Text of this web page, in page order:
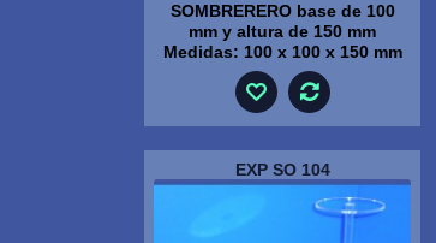
SOMBRERERO base de 100
mm y altura de 150 mm
Medidas: 100 x 100 x 150 mm
EXP SO 104